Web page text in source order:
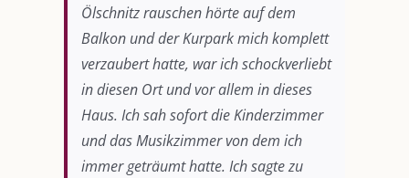
Ölschnitz rauschen hörte auf dem
Balkon und der Kurpark mich komplett
verzaubert hatte, war ich schockverliebt
in diesen Ort und vor allem in dieses
Haus. Ich sah sofort die Kinderzimmer
und das Musikzimmer von dem ich
immer geträumt hatte. Ich sagte zu